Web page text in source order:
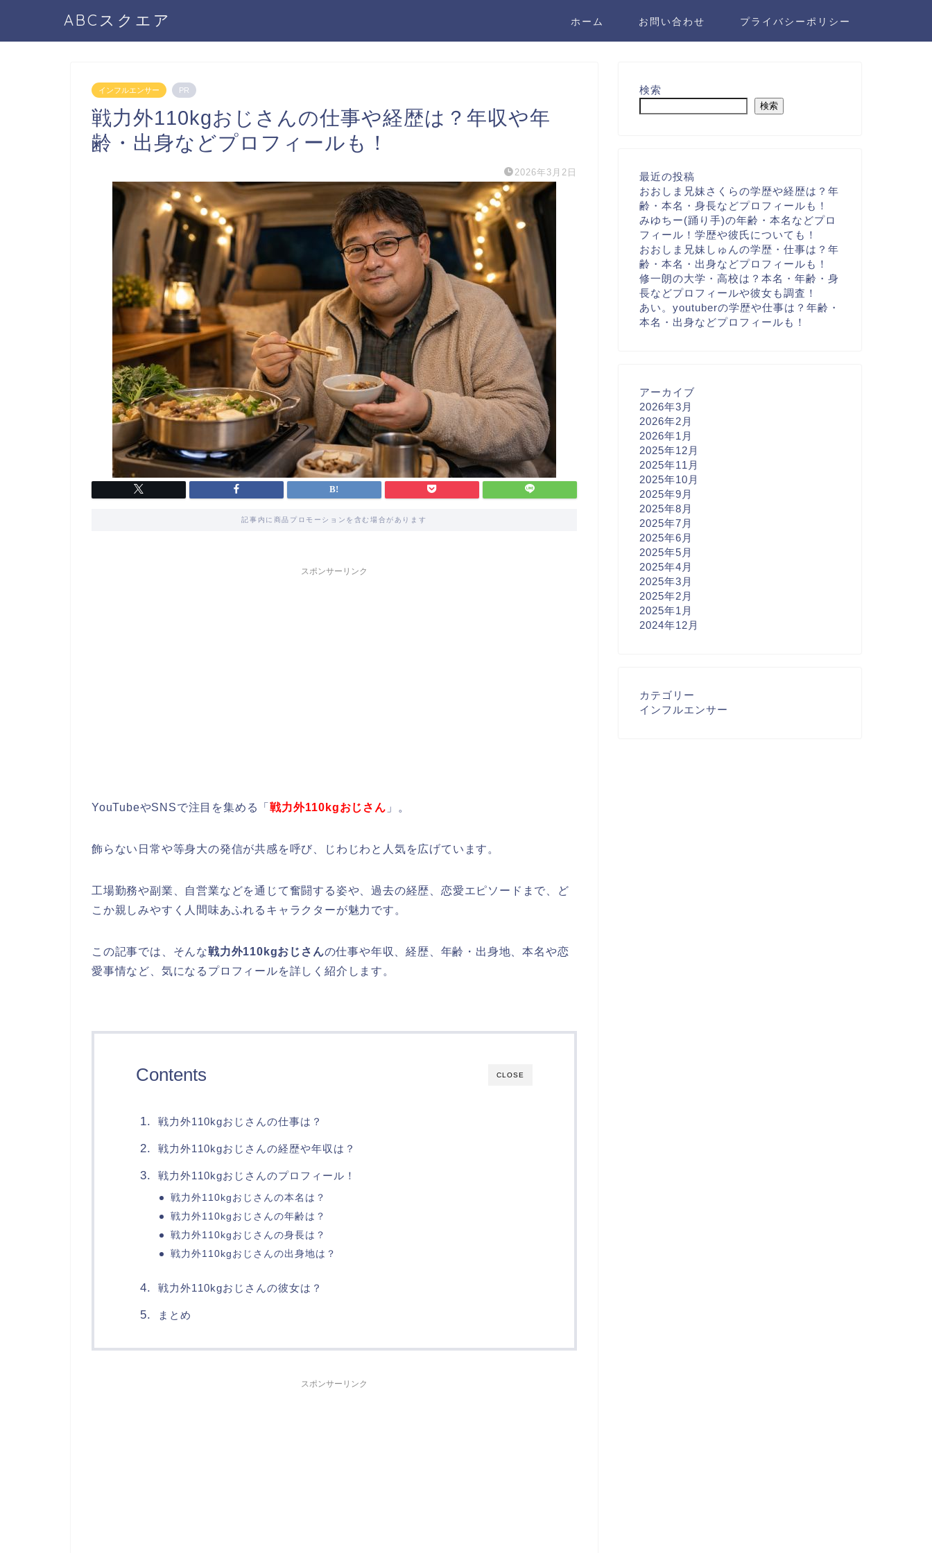
ABCスクエア ホーム お問い合わせ プライバシーポリシー
インフルエンサー PR
戦力外110kgおじさんの仕事や経歴は？年収や年
齢・出身などプロフィールも！
2026年3月2日
記事内に商品プロモーションを含む場合があります
スポンサーリンク
YouTubeやSNSで注目を集める「戦力外110kgおじさん 」。
飾らない日常や等身大の発信が共感を呼び、じわじわと人気を広げています。
工場勤務や副業、自営業などを通じて奮闘する姿や、過去の経歴、恋愛エピソードまで、ど
こか親しみやすく人間味あふれるキャラクターが魅力です。
この記事では、そんな戦力外110kgおじさんの仕事や年収、経歴、年齢・出身地、本名や恋
愛事情など、気になるプロフィールを詳しく紹介します。
CLOSE
Contents
戦力外110kgおじさんの仕事は？
戦力外110kgおじさんの経歴や年収は？
戦力外110kgおじさんのプロフィール！
戦力外110kgおじさんの本名は？
戦力外110kgおじさんの年齢は？
戦力外110kgおじさんの身長は？
戦力外110kgおじさんの出身地は？
戦力外110kgおじさんの彼女は？
まとめ
スポンサーリンク
検索
検索
最近の投稿
おおしま兄妹さくらの学歴や経歴は？年
齢・本名・身長などプロフィールも！
みゆちー(踊り手)の年齢・本名などプロ
フィール！学歴や彼氏についても！
おおしま兄妹しゅんの学歴・仕事は？年
齢・本名・出身などプロフィールも！
修一朗の大学・高校は？本名・年齢・身
長などプロフィールや彼女も調査！
あい。youtuberの学歴や仕事は？年齢・
本名・出身などプロフィールも！
アーカイブ
2026年3月
2026年2月
2026年1月
2025年12月
2025年11月
2025年10月
2025年9月
2025年8月
2025年7月
2025年6月
2025年5月
2025年4月
2025年3月
2025年2月
2025年1月
2024年12月
カテゴリー
インフルエンサー